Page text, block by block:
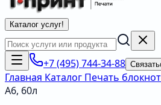
Каталог услуг!
+7 (495) 744-34-88
Главная Каталог Печать
А6, 60л